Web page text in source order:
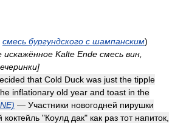
смесь бургундского с шампанским)
искажённое Kalte Ende смесь вин,
that Cold Duck was just the tipple
inflationary old year and toast in the
— Участники новогодней пирушки
"Коулд дак" как раз тот напиток,